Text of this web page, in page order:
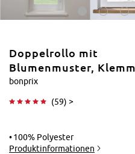
Doppelrollo mit
Blumenmuster,
bonprix
(59) >
100% Polyester
Produktinformationen